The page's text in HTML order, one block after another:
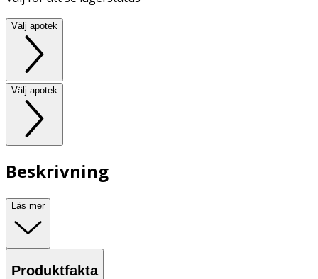
Välj apotek
Välj apotek
Beskrivning
Läs mer
Produktfakta